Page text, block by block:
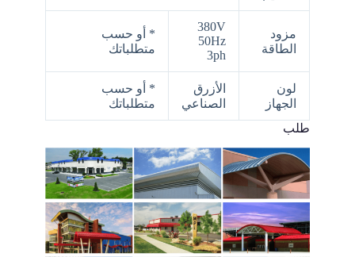
مزود
الطاقة
380V
50Hz
3ph
* أو حسب
متطلباتك
لون
الجهاز
الأزرق
الصناعي
* أو حسب
متطلباتك
طلب